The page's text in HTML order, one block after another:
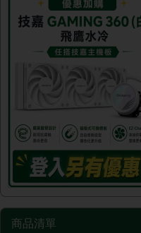
商品清單